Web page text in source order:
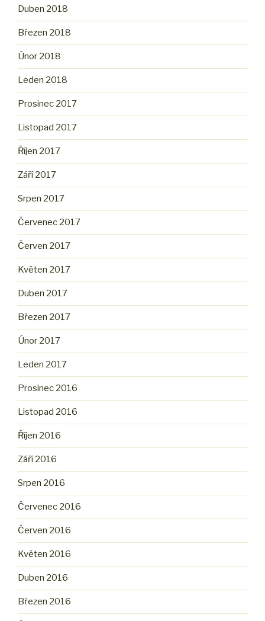
Duben 2018
Březen 2018
Únor 2018
Leden 2018
Prosinec 2017
Listopad 2017
Říjen 2017
Září 2017
Srpen 2017
Červenec 2017
Červen 2017
Květen 2017
Duben 2017
Březen 2017
Únor 2017
Leden 2017
Prosinec 2016
Listopad 2016
Říjen 2016
Září 2016
Srpen 2016
Červenec 2016
Červen 2016
Květen 2016
Duben 2016
Březen 2016